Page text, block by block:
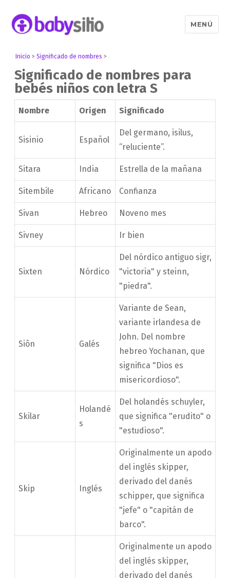
MENÚ
Inicio >Significado de nombres >
Significado de nombres para
bebés niños con letra S
Nombre Origen Significado
Sisinio Español
Del germano, isilus,
“reluciente”.
Sitara India Estrella de la mañana
Sitembile Africano Confianza
Sivan Hebreo Noveno mes
Sivney Ir bien
Sixten Nórdico
Del nórdico antiguo sigr,
"victoria" y steinn,
"piedra".
Siôn Galés
Variante de Sean,
variante irlandesa de
John. Del nombre
hebreo Yochanan, que
significa "Dios es
misericordioso".
Skilar
Holandé
s
Del holandés schuyler,
que significa "erudito" o
"estudioso".
Skip Inglés
Originalmente un apodo
del inglés skipper,
derivado del danés
schipper, que significa
"jefe" o "capitán de
barco".
Originalmente un apodo
del inglés skipper,
derivado del danés